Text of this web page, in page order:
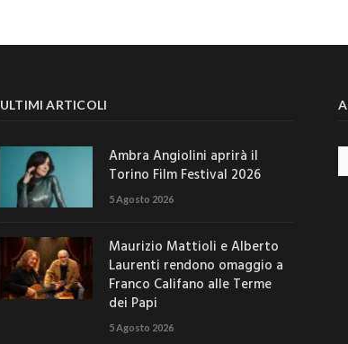
ULTIMI ARTICOLI
Ambra Angiolini aprirà il
Torino Film Festival 2026
5 Agosto 2026
Maurizio Mattioli e Alberto
Laurenti rendono omaggio a
Franco Califano alle Terme
dei Papi
5 Agosto 2026